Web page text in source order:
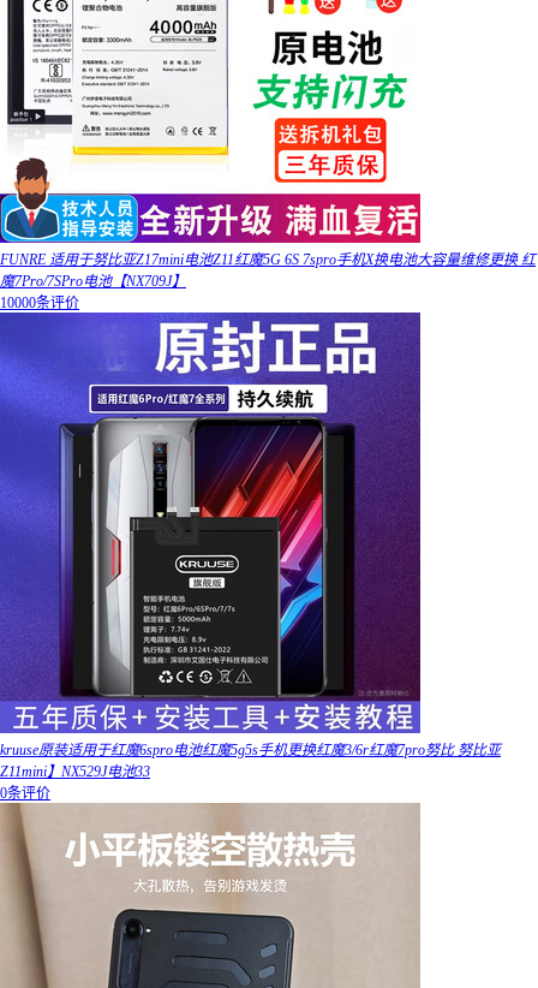
FUNRE 适用于努比亚Z17mini电池Z11红魔5G 6S 7spro手机X换电池大容量维修更换 红
魔7Pro/7SPro电池【NX709J】
10000条评价
kruuse原装适用于红魔6spro电池红魔5g5s手机更换红魔3/6r红魔7pro努比 努比亚
Z11mini】NX529J电池33
0条评价